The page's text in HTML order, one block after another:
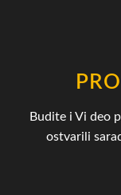
Budite i Vi deo
ostvarili